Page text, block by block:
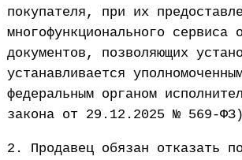
покупателя, при их
многофункционального сервиса
документов, позволяющих
устанавливается
федеральным органом
закона от 29.12.2025 № 569-
2. Продавец обязан отказать